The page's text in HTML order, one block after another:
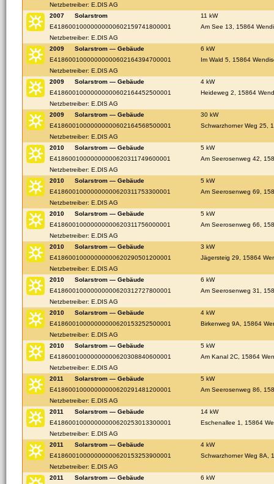
Netzbetreiber: E.DIS AG
2007
Solarstrom
11 kW
E41860010000000000602159741800001
Am See 13, 15864
Netzbetreiber: E.DIS AG
2009
Solarstrom — Gebäude
6 kW
E41860010000000000602164394700001
Im Wald 5, 15864
Netzbetreiber: E.DIS AG
2009
Solarstrom — Gebäude
4 kW
E41860010000000000602164452500001
Heideweg 2, 15864
Netzbetreiber: E.DIS AG
2009
Solarstrom — Gebäude
30 kW
E41860010000000000602164568500001
Schwarzhorner Weg 25,
Netzbetreiber: E.DIS AG
2010
Solarstrom — Gebäude
5 kW
E41860010000000000620311749600001
Am Seerosenweg 42,
Netzbetreiber: E.DIS AG
2010
Solarstrom — Gebäude
5 kW
E41860010000000000620311753300001
Am Seerosenweg 69,
Netzbetreiber: E.DIS AG
2010
Solarstrom — Gebäude
5 kW
E41860010000000000620311756000001
Am Seerosenweg 66,
Netzbetreiber: E.DIS AG
2010
Solarstrom — Gebäude
3 kW
E41860010000000000620290501200001
Jägersteig 29, 15864
Netzbetreiber: E.DIS AG
2010
Solarstrom — Gebäude
6 kW
E41860010000000000620312727800001
Am Seerosenweg 31,
Netzbetreiber: E.DIS AG
2010
Solarstrom — Gebäude
4 kW
E41860010000000000620153252500001
Birkenweg 9A, 15864
Netzbetreiber: E.DIS AG
2010
Solarstrom — Gebäude
5 kW
E41860010000000000620308840600001
Am Kanal 2C, 15864
Netzbetreiber: E.DIS AG
2011
Solarstrom — Gebäude
5 kW
E41860010000000000620291481200001
Am Seerosenweg 86,
Netzbetreiber: E.DIS AG
2011
Solarstrom — Gebäude
14 kW
E41860010000000000620253013300001
Eschenallee 1, 15864
Netzbetreiber: E.DIS AG
2011
Solarstrom — Gebäude
4 kW
E41860010000000000620153253900001
Schwarzhorner Weg 8A,
Netzbetreiber: E.DIS AG
2011
Solarstrom — Gebäude
6 kW